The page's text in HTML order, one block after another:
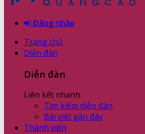
Đăng nhập
Trang chủ
Diễn đàn
Diễn đàn
Liên kết nhanh
Tìm kiếm diễn đàn
Bài viết gần đây
Thành viên